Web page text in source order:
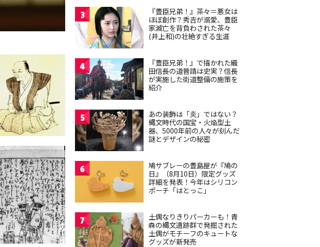
3
『豊臣兄弟！』茶々＝悪女は
ほぼ創作？秀吉が溺愛、豊臣
家滅亡を背負わされた茶々
(井上和)の壮絶すぎる生涯
4
『豊臣兄弟！』で描かれた織
田信長の道普請は史実？信長
が実施した街道整備の施策を
紹介
5
あの装飾は「炎」ではない？
縄文時代の国宝・火焔型土
器、5000年前の人々が刻んだ
謎とデザインの秘密
6
鳩サブレーの豊島屋が『鳩の
日』（8月10日）限定グッズ
詳細を発表！今年はシリコン
ポーチ「はとっこ」
7
土偶なりきりパーカーも！青
森の縄文遺跡群で発掘された
土偶がモチーフのキュートな
グッズが新発売